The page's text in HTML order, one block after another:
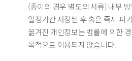
(종이의 경우 별도의 서류) 내부
일정기간 저장된 후 혹은 즉시 파
옮겨진 개인정보는 법률에 의한
목적으로 이용되지 않습니다.